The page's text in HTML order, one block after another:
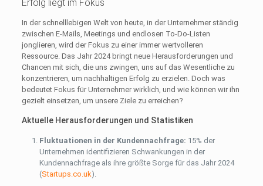
Erfolg liegt im Fokus
In der schnelllebigen Welt von heute, in der Unternehmer ständig
zwischen E-Mails, Meetings und endlosen To-Do-Listen
jonglieren, wird der Fokus zu einer immer wertvolleren
Ressource. Das Jahr 2024 bringt neue Herausforderungen und
Chancen mit sich, die uns zwingen, uns auf das Wesentliche zu
konzentrieren, um nachhaltigen Erfolg zu erzielen. Doch was
bedeutet Fokus für Unternehmer wirklich, und wie können wir ihn
gezielt einsetzen, um unsere Ziele zu erreichen?
Aktuelle Herausforderungen und Statistiken
Fluktuationen in der Kundennachfrage: 15% der
Unternehmen identifizieren Schwankungen in der
Kundennachfrage als ihre größte Sorge für das Jahr 2024​
(Startups.co.uk)​.